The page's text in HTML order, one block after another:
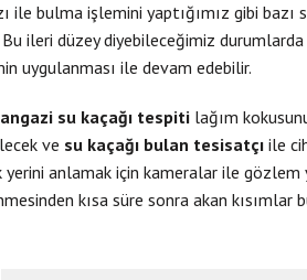
ile bulma işlemini yaptığımız gibi
ileri düzey diyebileceğimiz
uygulanması ile devam edebilir.
su kaçağı tespiti lağım
ve su kaçağı bulan tesisatçı ile
yerini anlamak için kameralar ile gözlem
kısa süre sonra akan kısımlar